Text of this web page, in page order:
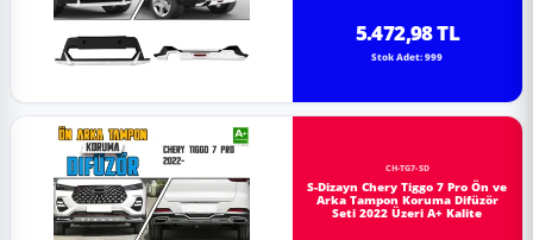
5.472,98 TL
Stok Adet: 999
CH-TG7-SD
S-Dizayn Chery Tiggo 7 Pro Ön ve
Arka Tampon Koruma Difüzör
Seti 2022 Üzeri A+ Kalite